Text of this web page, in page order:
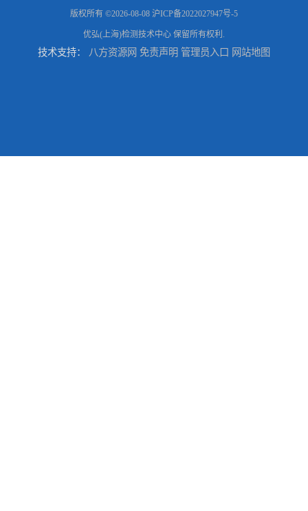
版权所有 ©2026-08-08 沪ICP备2022027947号-5
优弘(上海)检测技术中心 保留所有权利.
技术支持： 八方资源网 免责声明 管理员入口 网站地图